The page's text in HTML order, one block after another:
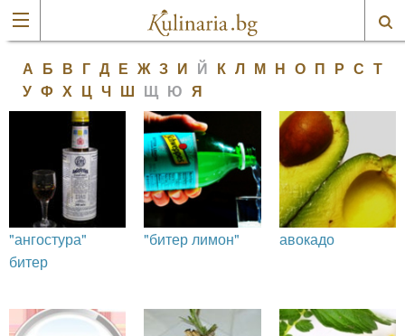
А Б В Г Д Е Ж З И Й К Л М Н О П Р С Т
У Ф Х Ц Ч Ш Щ Ю Я
"ангостура"
битер
"битер лимон" авокадо